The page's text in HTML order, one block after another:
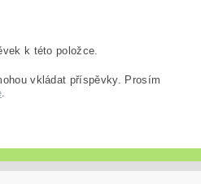
k této položce.
vkládat příspěvky. Prosím
.